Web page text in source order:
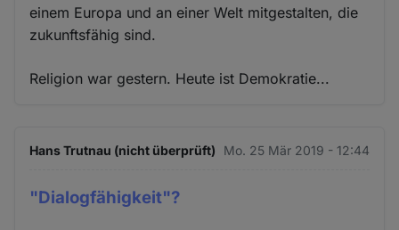
einem Europa und an einer Welt mitgestalten, die
zukunftsfähig sind.
Religion war gestern. Heute ist Demokratie...
Hans Trutnau (nicht überprüft) Mo. 25 Mär 2019 - 12:44
"Dialogfähigkeit"?